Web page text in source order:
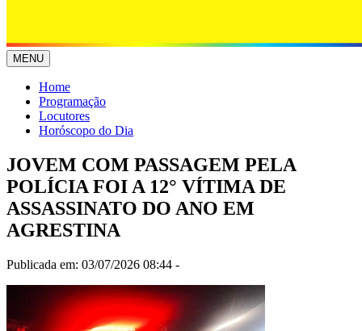
MENU
Home
Programação
Locutores
Horóscopo do Dia
JOVEM COM PASSAGEM PELA
POLÍCIA FOI A 12° VÍTIMA DE
ASSASSINATO DO ANO EM
AGRESTINA
Publicada em: 03/07/2026 08:44 -